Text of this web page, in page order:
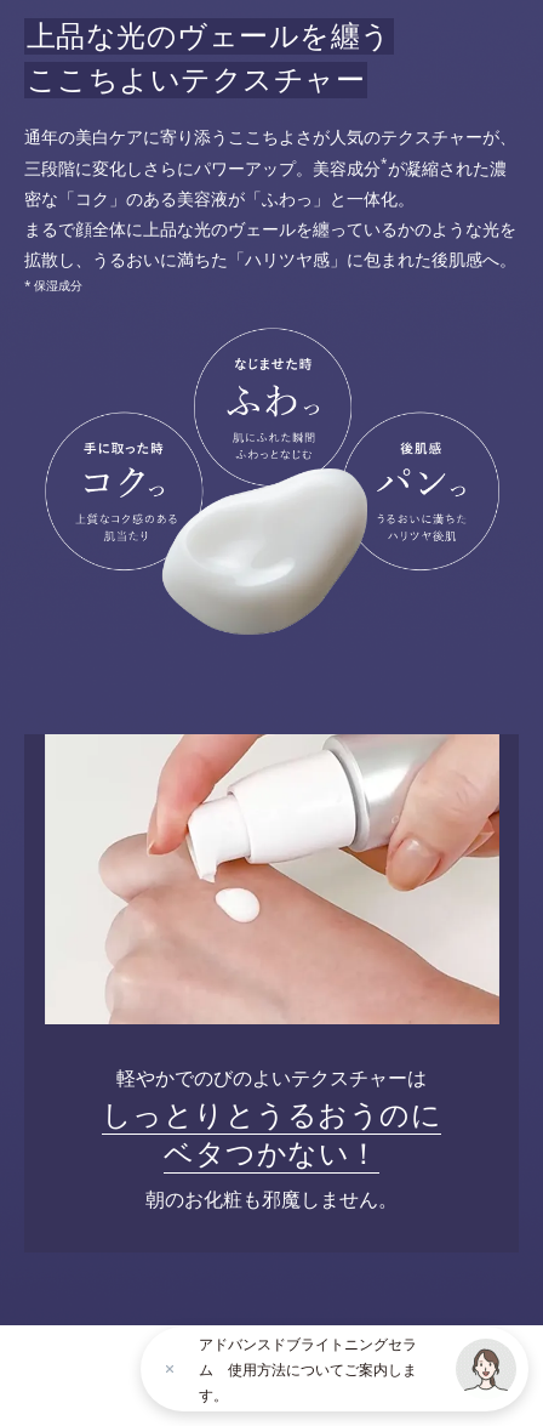
上品な光のヴェールを纏う
ここちよいテクスチャー
通年の美白ケアに寄り添うここちよさが人気のテクスチャーが、
三段階に変化しさらにパワーアップ。美容成分*が凝縮された濃
密な「コク」のある美容液が「ふわっ」と一体化。
まるで顔全体に上品な光のヴェールを纏っているかのような光を
拡散し、うるおいに満ちた「ハリツヤ感」に包まれた後肌感へ。
保湿成分
軽やかでのびのよいテクスチャーは
しっとりとうるおうのに
ベタつかない！
朝のお化粧も邪魔しません。
アドバンスドブライトニングセラ
ム 使用方法についてご案内しま
す。